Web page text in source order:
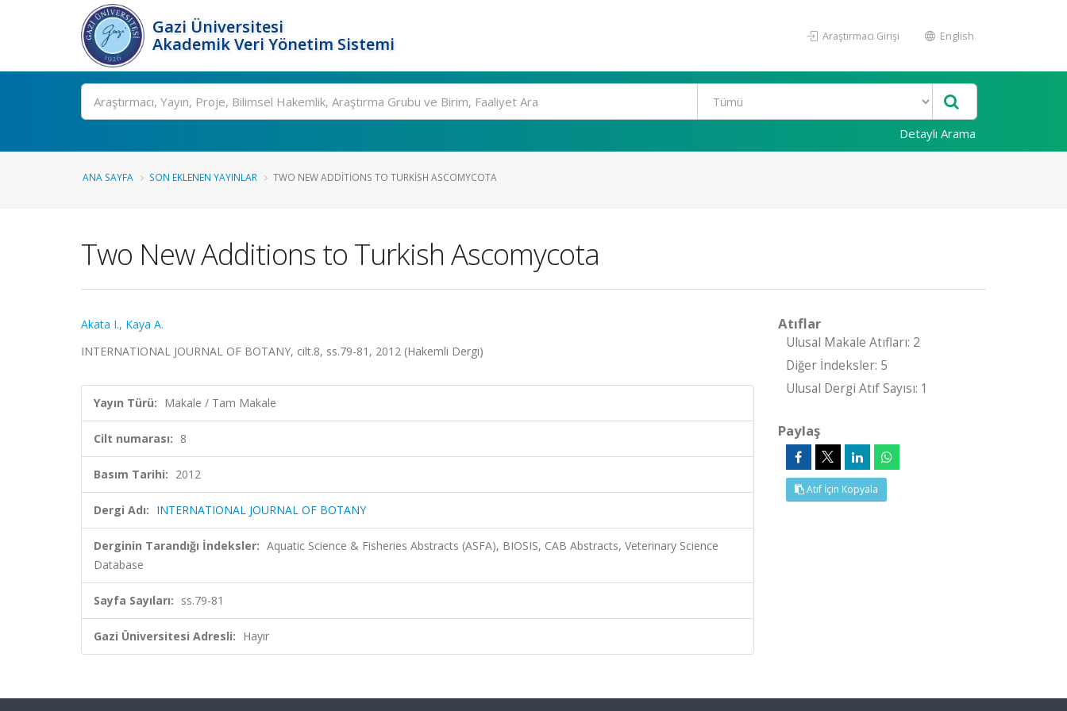
Gazi Üniversitesi
Akademik Veri Yönetim Sistemi
Araştırmacı Girişi English
Ara
Detaylı Arama
ANA SAYFA SON EKLENEN YAYINLAR TWO NEW ADDITIONS TO TURKISH ASCOMYCOTA
Two New Additions to Turkish Ascomycota
Akata I., Kaya A.
INTERNATIONAL JOURNAL OF BOTANY, cilt.8, ss.79-81, 2012 (Hakemli Dergi)
Yayın Türü: Makale / Tam Makale
Cilt numarası: 8
Basım Tarihi: 2012
Dergi Adı: INTERNATIONAL JOURNAL OF BOTANY
Derginin Tarandığı İndeksler: Aquatic Science & Fisheries Abstracts (ASFA), BIOSIS, CAB Abstracts, Veterinary Science
Database
Sayfa Sayıları: ss.79-81
Gazi Üniversitesi Adresli: Hayır
Atıflar
Ulusal Makale Atıfları: 2
Diğer İndeksler: 5
Ulusal Dergi Atıf Sayısı: 1
Paylaş
Atıf İçin Kopyala